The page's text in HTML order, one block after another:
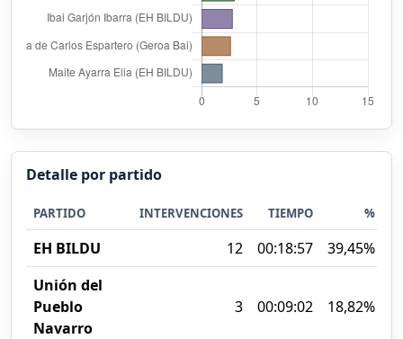
Detalle por partido
PARTIDO INTERVENCIONES TIEMPO %
EH BILDU 12 00:18:57
39,45%
Unión del
Pueblo
Navarro
3 00:09:02 18,82%